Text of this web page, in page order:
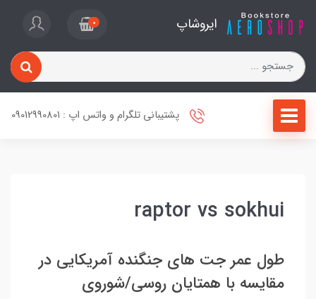
ایروشاپ 0
پشتیبانی تلگرام و واتس اپ : 09012990801
raptor vs sokhui
طول عمر جت های جنگنده آمریکایی در
مقایسه با همتایان روسی/شوروی